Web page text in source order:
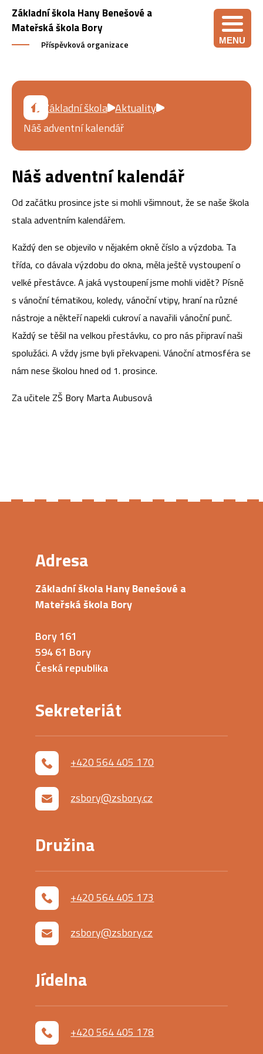
Základní škola Hany Benešové a
Mateřská škola Bory
Příspěvková organizace MENU
Základní škola Aktuality
Náš adventní kalendář
Náš adventní kalendář
Od začátku prosince jste si mohli všimnout, že se naše škola
stala adventním kalendářem.
Každý den se objevilo v nějakém okně číslo a výzdoba. Ta
třída, co dávala výzdobu do okna, měla ještě vystoupení o
velké přestávce. A jaká vystoupení jsme mohli vidět? Písně
s vánoční tématikou, koledy, vánoční vtipy, hraní na různé
nástroje a někteří napekli cukroví a navařili vánoční punč.
Každý se těšil na velkou přestávku, co pro nás připraví naši
spolužáci. A vždy jsme byli překvapeni. Vánoční atmosféra se
nám nese školou hned od 1. prosince.
Za učitele ZŠ Bory Marta Aubusová
Adresa
Základní škola Hany Benešové a
Mateřská škola Bory
Bory 161
594 61 Bory
Česká republika
Sekreteriát
+420 564 405 170
zsbory@zsbory.cz
Družina
+420 564 405 173
zsbory@zsbory.cz
Jídelna
+420 564 405 178